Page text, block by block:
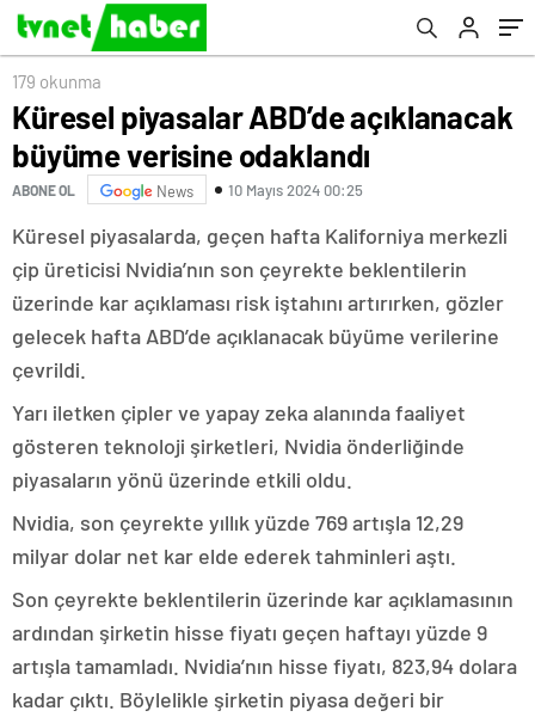
179 okunma
Küresel piyasalar ABD’de açıklanacak
büyüme verisine odaklandı
ABONE OL News 10 Mayıs 2024 00:25
Küresel piyasalarda, geçen hafta Kaliforniya merkezli
çip üreticisi Nvidia’nın son çeyrekte beklentilerin
üzerinde kar açıklaması risk iştahını artırırken, gözler
gelecek hafta ABD’de açıklanacak büyüme verilerine
çevrildi.
Yarı iletken çipler ve yapay zeka alanında faaliyet
gösteren teknoloji şirketleri, Nvidia önderliğinde
piyasaların yönü üzerinde etkili oldu.
Nvidia, son çeyrekte yıllık yüzde 769 artışla 12,29
milyar dolar net kar elde ederek tahminleri aştı.
Son çeyrekte beklentilerin üzerinde kar açıklamasının
ardından şirketin hisse fiyatı geçen haftayı yüzde 9
artışla tamamladı. Nvidia’nın hisse fiyatı, 823,94 dolara
kadar çıktı. Böylelikle şirketin piyasa değeri bir